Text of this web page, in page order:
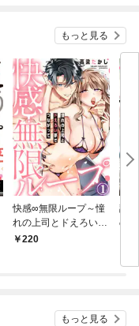
もっと見る
快感∞無限ループ～憧
れの上司とドえろい夢
でつながって～(1)
220
調
の
もっと見る